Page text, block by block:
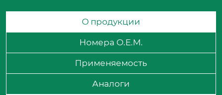
О продукции
Номера O.E.M.
Применяемость
Аналоги